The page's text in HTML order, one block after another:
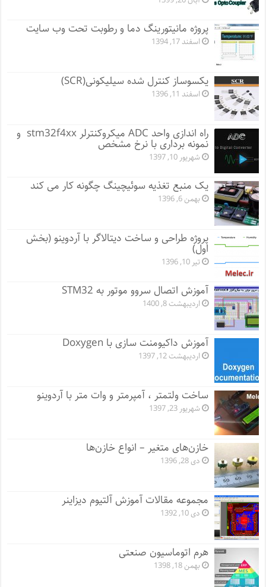
پروژه مانيتورينگ دما و رطوبت تحت وب سایت
اسفند 17, 1394
یکسوساز کنترل شده سیلیکونی(SCR)
اسفند 11, 1396
راه اندازی واحد ADC میکروکنترلر stm32f4xx و
نمونه برداری با نرخ مشخص
شهریور 10, 1397
یک منبع تغذیه سوئیچینگ چگونه کار می کند
بهمن 6, 1396
پروژه طراحی و ساخت دیتالاگر با آردوینو (بخش
اول)
تیر 10, 1396
آموزش اتصال سروو موتور به STM32
اردیبهشت 8, 1400
آموزش داکیومنت سازی با Doxygen
اردیبهشت 12, 1397
ساخت ولتمتر ، آمپرمتر و وات متر با آردوینو
شهریور 23, 1397
خازن‌های متغیر – انواع خازن‌ها
دی 28, 1396
مجموعه مقالات آموزش آلتیوم دیزاینر
دی 10, 1392
هرم اتوماسیون صنعتی
بهمن 18, 1398